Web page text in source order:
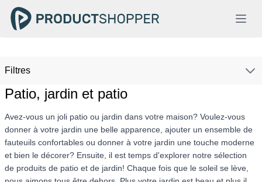
Filtres
Patio, jardin et patio
Avez-vous un joli patio ou jardin dans votre maison? Voulez-vous
donner à votre jardin une belle apparence, ajouter un ensemble de
fauteuils confortables ou donner à votre jardin une touche moderne
et bien le décorer? Ensuite, il est temps d'explorer notre sélection
de produits de patio et de jardin! Chaque fois que le soleil se lève,